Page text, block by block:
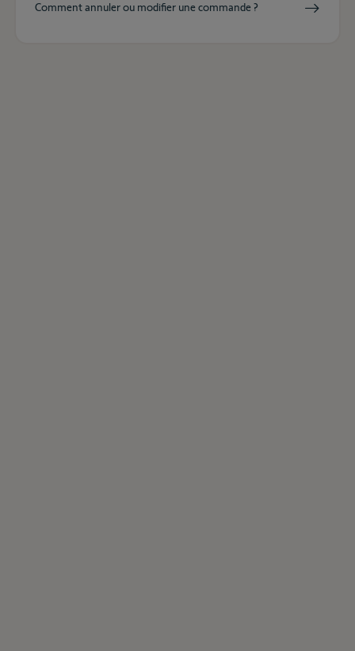
Comment annuler ou modifier une commande ?